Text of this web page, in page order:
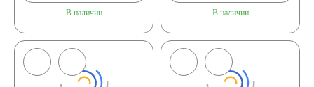
В наличии В наличии